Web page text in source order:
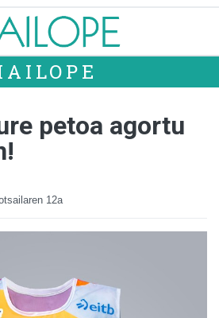
petoa agortu
12a